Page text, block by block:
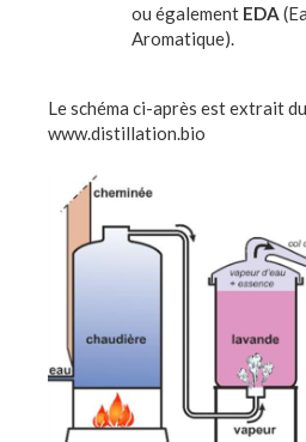
ou également EDA
Aromatique).
Le schéma ci-après est extrait
www.distillation.bio